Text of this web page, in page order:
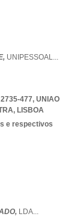
UNIPESSOAL...
477, UNIAO
, LISBOA
e respectivos
LDA...